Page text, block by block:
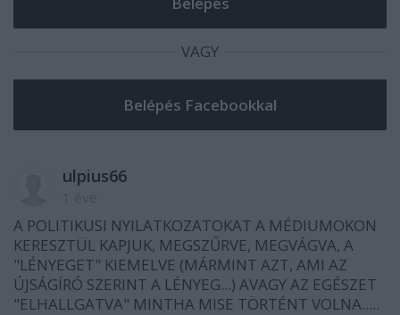
VAGY
ulpius66
A POLITIKUSI NYILATKOZATOKAT A MÉDIUMOKON
KERESZTÜL KAPJUK, MEGSZŰRVE, MEGVÁGVA, A
"LÉNYEGET" KIEMELVE (MÁRMINT AZT, AMI AZ
ÚJSÁGÍRÓ SZERINT A LÉNYEG...) AVAGY AZ EGÉSZET
"ELHALLGATVA" MINTHA MISE TÖRTÉNT VOLNA.....